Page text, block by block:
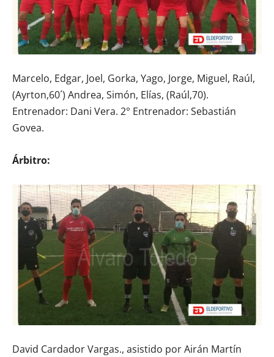
Marcelo, Edgar, Joel, Gorka, Yago, Jorge, Miguel, Raúl,
(Ayrton,60´) Andrea, Simón, Elías, (Raúl,70).
Entrenador: Dani Vera. 2° Entrenador: Sebastián
Govea.
Árbitro:
David Cardador Vargas., asistido por Airán Martín